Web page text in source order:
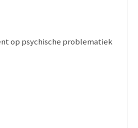
op psychische problematiek